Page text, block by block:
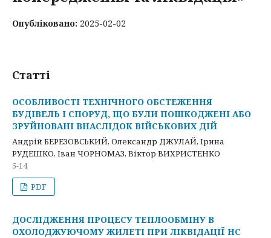
Опубліковано: 2025-02-02
Статті
ОСОБЛИВОСТІ ТЕХНІЧНОГО ОБСТЕЖЕННЯ
БУДІВЕЛЬ І СПОРУД, ЩО БУЛИ ПОШКОДЖЕНІ АБО
ЗРУЙНОВАНІ ВНАСЛІДОК ВІЙСЬКОВИХ ДІЙ
Андрій БЕРЕЗОВСЬКИЙ, Олександр ДЖУЛАЙ, Ірина
РУДЕШКО, Іван ЧОРНОМАЗ, Віктор ВИХРИСТЕНКО
5-14
PDF
ДОСЛІДЖЕННЯ ПРОЦЕСУ ТЕПЛООБМІНУ В
ОХОЛОДЖУЮЧОМУ ЖИЛЕТІ ПРИ ЛІКВІДАЦІЇ НС